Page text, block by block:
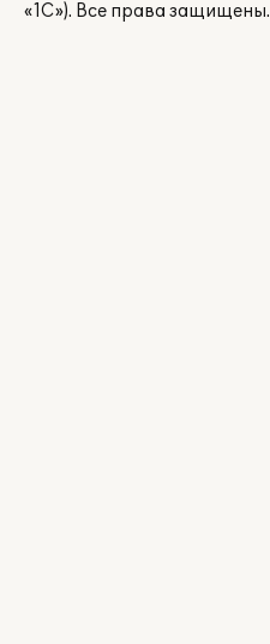
«1С»). Все права защищены.